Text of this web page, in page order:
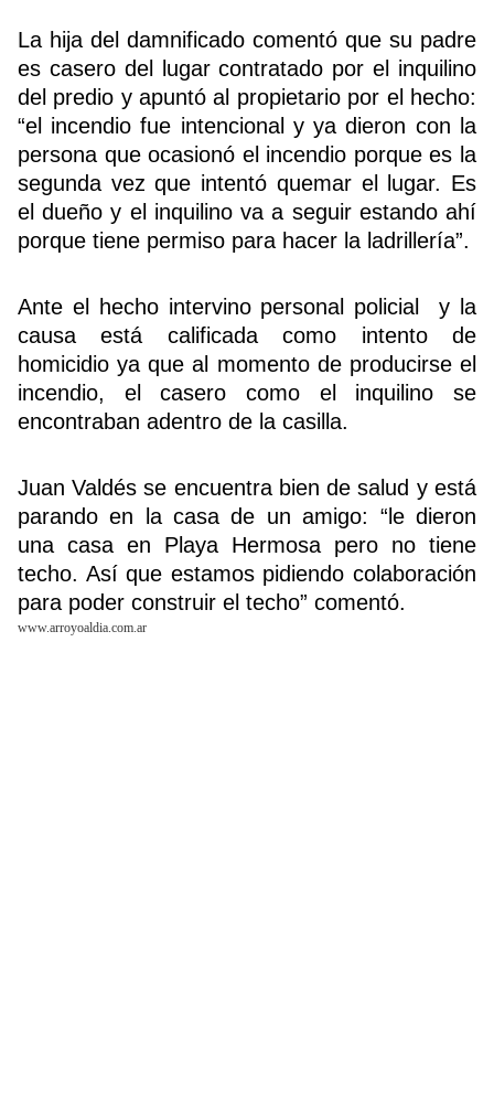
La hija del damnificado comentó que su padre
es casero del lugar contratado por el inquilino
del predio y apuntó al propietario por el hecho:
“el incendio fue intencional y ya dieron con la
persona que ocasionó el incendio porque es la
segunda vez que intentó quemar el lugar. Es
el dueño y el inquilino va a seguir estando ahí
porque tiene permiso para hacer la ladrillería”.
Ante el hecho intervino personal policial y la
causa está calificada como intento de
homicidio ya que al momento de producirse el
incendio, el casero como el inquilino se
encontraban adentro de la casilla.
Juan Valdés se encuentra bien de salud y está
parando en la casa de un amigo: “le dieron
una casa en Playa Hermosa pero no tiene
techo. Así que estamos pidiendo colaboración
para poder construir el techo” comentó.
www.arroyoaldia.com.ar
Buscador